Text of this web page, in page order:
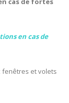
en cas de
et volets